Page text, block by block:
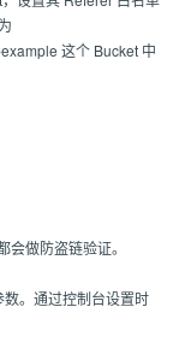
这个 Bucket 中
做防盗链验证。
。通过控制台设置时